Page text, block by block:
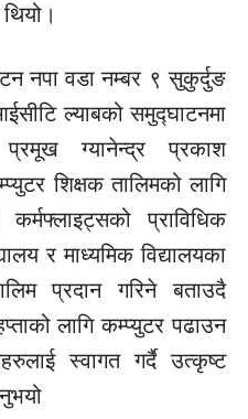
नपा वडा नम्बर ९ सुकुर्दुङ
ल्याबको समुद्घाटनमा
प्रमूख ग्यानेन्द्र प्रकाश
शिक्षक तालिमको लागि
प्राविधिक
र माध्यमिक विद्यालयका
प्रदान गरिने बताउदै
लागि कम्प्युटर पढाउन
स्वागत गर्दै उत्कृष्ट